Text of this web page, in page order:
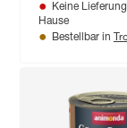
Keine
Hause
Bestellbar in